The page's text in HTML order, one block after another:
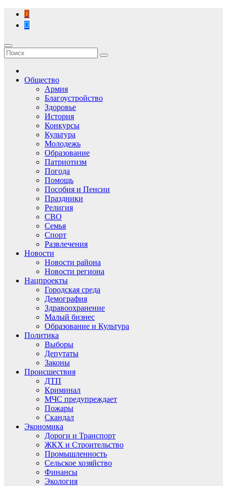
Перейти
содержимому
Общество
Армия
Благоустройство
Здоровье
История
Конкурсы
Культура
Молодежь
Образование
Патриотизм
Погода
Помощь
Пособия и Пенсии
Праздники
Религия
СВО
Семья
Спорт
Развлечения
Новости
Новости района
Новости региона
Нацпроекты
Городская среда
Демография
Здравоохранение
Малый бизнес
Образование и Культура
Политика
Выборы
Депутаты
Законы
Происшествия
ДТП
Криминал
МЧС предупреждает
Пожары
Скандал
Экономика
Дороги и Транспорт
ЖКХ и Строительство
Промышленность
Сельское хозяйство
Финансы
Экология